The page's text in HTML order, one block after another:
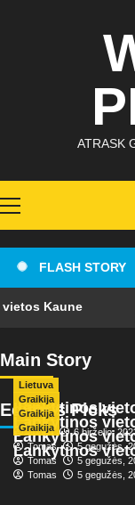
ATRASK
Menu
FLASH STORY
Kaune
Main Story
admin 6 birželio, 2023
Editor's Picks
Lietuva
Lankytinos
admin 6 birželio,
Graikija
Lankytinos
Tomas 5 gegužės,
Graikija
Lankytinos
Tomas 5 gegužės,
Graikija
Lankytinos
Tomas 5 gegužės,